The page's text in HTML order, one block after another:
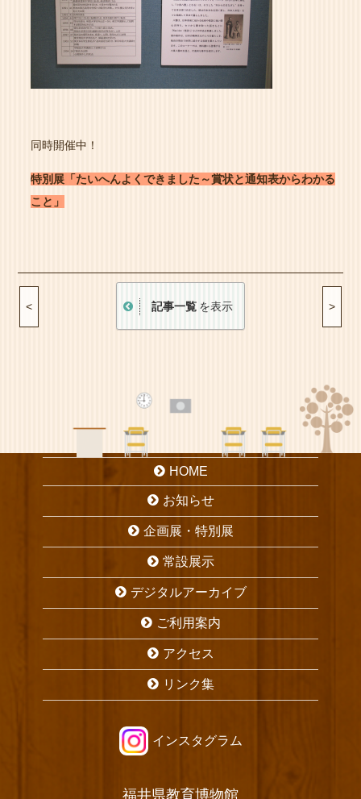
同時開催中！
特別展「たいへんよくできました～賞状と通知表からわかる
こと」
< >
記事一覧 を表示
HOME
お知らせ
企画展・特別展
常設展示
デジタルアーカイブ
ご利用案内
アクセス
リンク集
インスタグラム
福井県教育博物館